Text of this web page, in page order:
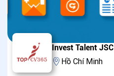
Invest Talent JSC
Hồ Chí Minh